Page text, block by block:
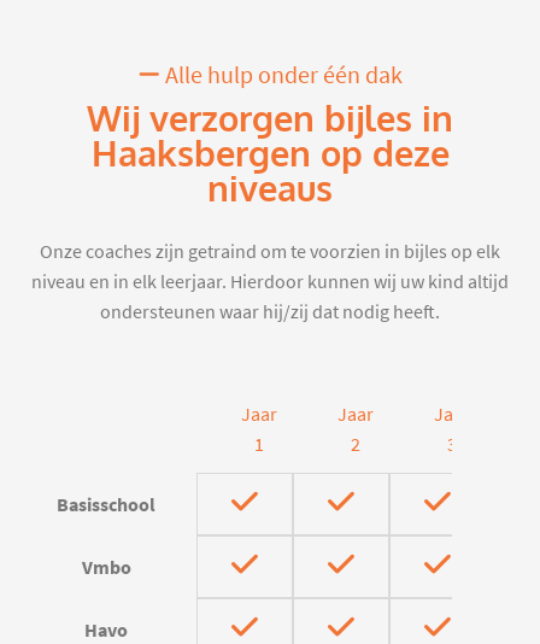
Alle hulp onder één dak
Wij verzorgen bijles in
Haaksbergen op deze
niveaus
Onze coaches zijn getraind om te voorzien in bijles op elk
niveau en in elk leerjaar. Hierdoor kunnen wij uw kind altijd
ondersteunen waar hij/zij dat nodig heeft.
Jaar
1
Jaar
2
Jaar
3
Basisschool
Vmbo
Havo